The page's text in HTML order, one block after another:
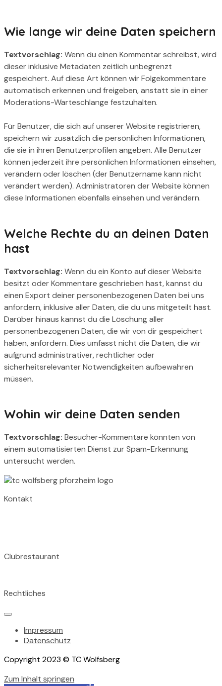
Wie lange wir deine Daten speichern
Textvorschlag: Wenn du einen Kommentar schreibst, wird
dieser inklusive Metadaten zeitlich unbegrenzt
gespeichert. Auf diese Art können wir Folgekommentare
automatisch erkennen und freigeben, anstatt sie in einer
Moderations-Warteschlange festzuhalten.
Für Benutzer, die sich auf unserer Website registrieren,
speichern wir zusätzlich die persönlichen Informationen,
die sie in ihren Benutzerprofilen angeben. Alle Benutzer
können jederzeit ihre persönlichen Informationen einsehen,
verändern oder löschen (der Benutzername kann nicht
verändert werden). Administratoren der Website können
diese Informationen ebenfalls einsehen und verändern.
Welche Rechte du an deinen Daten
hast
Textvorschlag: Wenn du ein Konto auf dieser Website
besitzt oder Kommentare geschrieben hast, kannst du
einen Export deiner personenbezogenen Daten bei uns
anfordern, inklusive aller Daten, die du uns mitgeteilt hast.
Darüber hinaus kannst du die Löschung aller
personenbezogenen Daten, die wir von dir gespeichert
haben, anfordern. Dies umfasst nicht die Daten, die wir
aufgrund administrativer, rechtlicher oder
sicherheitsrelevanter Notwendigkeiten aufbewahren
müssen.
Wohin wir deine Daten senden
Textvorschlag: Besucher-Kommentare könnten von
einem automatisierten Dienst zur Spam-Erkennung
untersucht werden.
Kontakt
Clubrestaurant
Rechtliches
Impressum
Datenschutz
Copyright 2023 © TC Wolfsberg
Zum Inhalt springen